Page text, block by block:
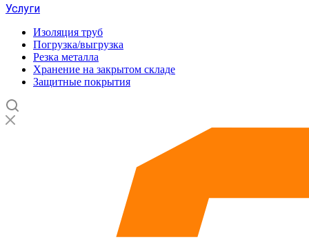
Услуги
Изоляция труб
Погрузка/выгрузка
Резка металла
Хранение на закрытом складе
Защитные покрытия